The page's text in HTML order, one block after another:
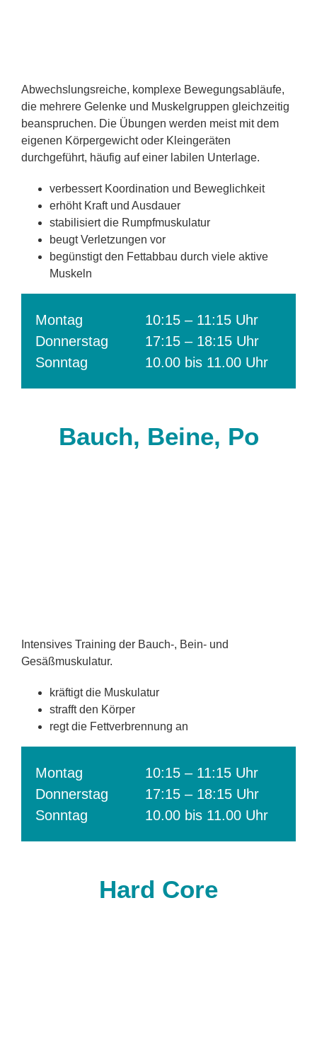
Abwechslungsreiche, komplexe Bewegungsabläufe,
die mehrere Gelenke und Muskelgruppen gleichzeitig
beanspruchen. Die Übungen werden meist mit dem
eigenen Körpergewicht oder Kleingeräten
durchgeführt, häufig auf einer labilen Unterlage.
verbessert Koordination und Beweglichkeit
erhöht Kraft und Ausdauer
stabilisiert die Rumpfmuskulatur
beugt Verletzungen vor
begünstigt den Fettabbau durch viele aktive
Muskeln
Montag
Donnerstag
Sonntag
10:15 – 11:15 Uhr
17:15 – 18:15 Uhr
10.00 bis 11.00 Uhr
Bauch, Beine, Po
Intensives Training der Bauch-, Bein- und
Gesäßmuskulatur.
kräftigt die Muskulatur
strafft den Körper
regt die Fettverbrennung an
Montag
Donnerstag
Sonntag
10:15 – 11:15 Uhr
17:15 – 18:15 Uhr
10.00 bis 11.00 Uhr
Hard Core